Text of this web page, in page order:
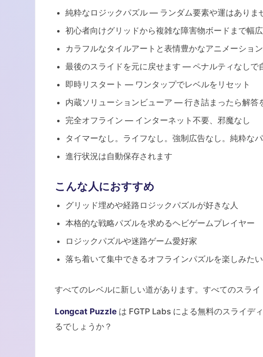
純粋なロジックパズル — ランダム要素や運はありま
初心者向けグリッドから複雑な障害物ボードまで幅
カラフルなタイルアートと表情豊かなアニメーショ
最後のスライドを元に戻せます — ペナルティなしで
即時リスタート — ワンタップでレベルをリセット
内蔵ソリューションビューア — 行き詰まったら解答
完全オフライン — インターネット不要、邪魔なし
タイマーなし。ライフなし。強制広告なし。純粋な
進行状況は自動保存されます
こんな人におすすめ
グリッド埋めや経路ロジックパズルが好きな人
本格的な戦略パズルを求めるヘビゲームプレイヤー
ロジックパズルや迷路ゲーム愛好家
落ち着いて集中できるオフラインパズルを楽しみた
すべてのレベルに新しい道があります。すべてのスライ
Longcat Puzzle は FGTP Labs による無料のスライデ
るでしょうか？